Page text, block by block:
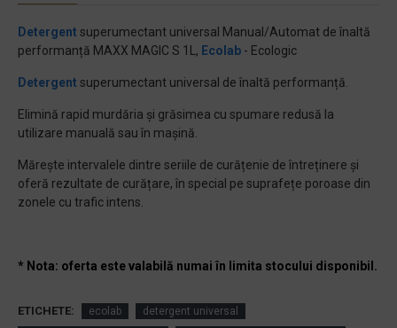
Detergent superumectant universal Manual/Automat de înaltă
performanță MAXX MAGIC S 1L, Ecolab - Ecologic
Detergent superumectant universal de înaltă performanță.
Elimină rapid murdăria și grăsimea cu spumare redusă la
utilizare manuală sau în mașină.
Mărește intervalele dintre seriile de curățenie de întreținere și
oferă rezultate de curățare, în special pe suprafețe poroase din
zonele cu trafic intens.
* Nota: oferta este valabilă numai în limita stocului disponibil.
ETICHETE: ecolab
detergent universal